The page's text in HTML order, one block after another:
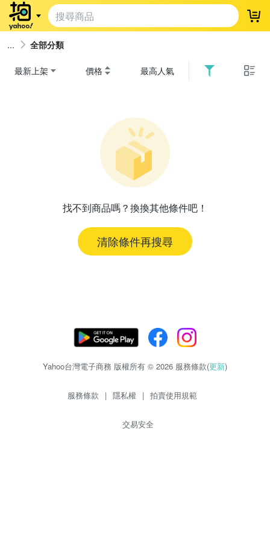
登
全部分類
最新上架 價格 最高人氣
找不到商品嗎？換換其他條件吧！
清除條件再搜尋
Yahoo台灣電子商務 版權所有 © 2026 服務條款(更新)
服務條款 | 隱私權 | 拍賣使用規範
交易安全